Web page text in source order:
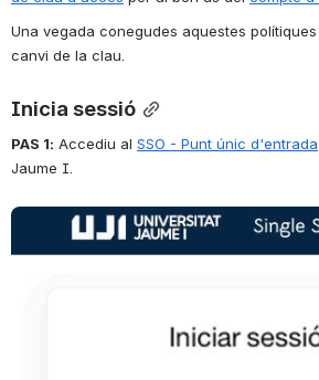
Una vegada conegudes aquestes
canvi de la clau.
Inicia sessió
PAS 1: Accediu al SSO - Punt únic d'entrada
Jaume I.